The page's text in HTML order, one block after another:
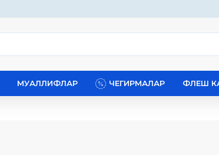
МУАЛЛИФЛАР ЧЕГИРМАЛАР ФЛЕШ